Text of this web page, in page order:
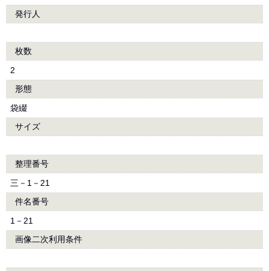
発行人
枚数
2
形態
袋綴
サイズ
整理番号
三－1－21
件名番号
1－21
画像二次利用条件